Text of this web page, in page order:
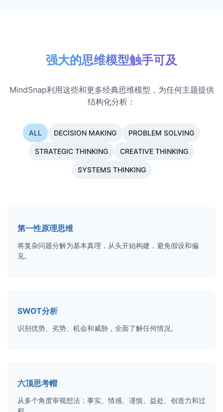
强大的思维模型触手可及
MindSnap利用这些和更多经典思维模型，为任何主题提供
结构化分析：
ALL DECISION MAKING PROBLEM SOLVING
STRATEGIC THINKING CREATIVE THINKING
SYSTEMS THINKING
第一性原理思维
将复杂问题分解为基本真理，从头开始构建，避免假设和偏
见。
SWOT分析
识别优势、劣势、机会和威胁，全面了解任何情况。
六顶思考帽
从多个角度审视想法：事实、情感、谨慎、益处、创造力和过